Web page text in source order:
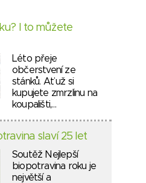
I to můžete
Léto přeje
občerstvení ze
stánků. Ať už si
kupujete zmrzlinu na
koupališti,…
slaví 25 let
Soutěž Nejlepší
biopotravina roku je
největší a